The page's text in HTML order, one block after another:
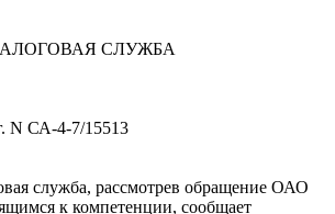
СЛУЖБА
N СА-4-7/15513
служба, рассмотрев обращение ОАО
к компетенции, сообщает